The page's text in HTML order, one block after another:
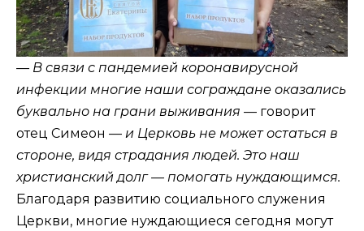
— В связи с пандемией коронавирусной
инфекции многие наши сограждане оказались
буквально на грани выживания — говорит
отец Симеон — и Церковь не может остаться в
стороне, видя страдания людей. Это наш
христианский долг — помогать нуждающимся.
Благодаря развитию социального служения
Церкви, многие нуждающиеся сегодня могут